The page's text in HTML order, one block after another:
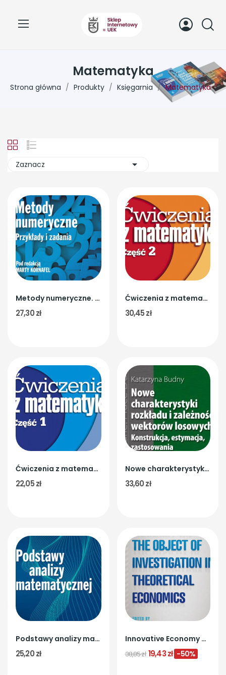
Matematyka
Strona główna Produkty Księgarnia Matematyka
Zaznacz 
Metody numeryczne. Przykłady i zadania
27,30 zł
Ćwiczenia z matematyki. Część 2
30,45 zł
Ćwiczenia z matematyki. Część 1
22,05 zł
Nowe charakterystyki rozkładu i zależności...
33,60 zł
Podstawy analizy matematycznej
25,20 zł
Innovative Economy as the Object of...
38,85 zł 19,43 zł -50%